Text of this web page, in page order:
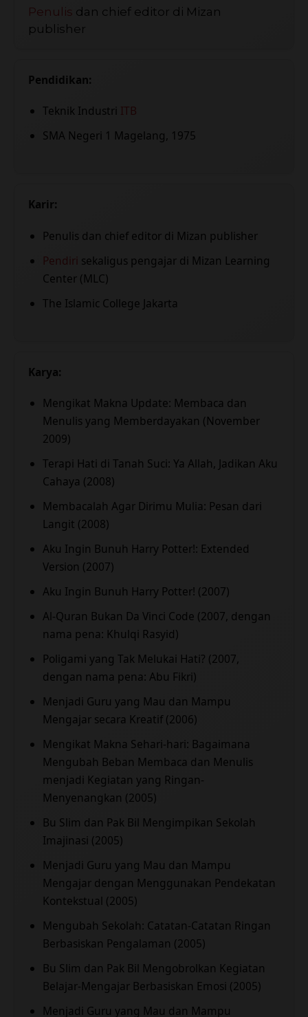
Penulis dan chief editor di Mizan
publisher
Pendidikan:
Teknik Industri ITB
SMA Negeri 1 Magelang, 1975
Karir:
Penulis dan chief editor di Mizan publisher
Pendiri sekaligus pengajar di Mizan Learning
Center (MLC)
The Islamic College Jakarta
Karya:
Mengikat Makna Update: Membaca dan
Menulis yang Memberdayakan (November
2009)
Terapi Hati di Tanah Suci: Ya Allah, Jadikan Aku
Cahaya (2008)
Membacalah Agar Dirimu Mulia: Pesan dari
Langit (2008)
Aku Ingin Bunuh Harry Potter!: Extended
Version (2007)
Aku Ingin Bunuh Harry Potter! (2007)
Al-Quran Bukan Da Vinci Code (2007, dengan
nama pena: Khulqi Rasyid)
Poligami yang Tak Melukai Hati? (2007,
dengan nama pena: Abu Fikri)
Menjadi Guru yang Mau dan Mampu
Mengajar secara Kreatif (2006)
Mengikat Makna Sehari-hari: Bagaimana
Mengubah Beban Membaca dan Menulis
menjadi Kegiatan yang Ringan-
Menyenangkan (2005)
Bu Slim dan Pak Bil Mengimpikan Sekolah
Imajinasi (2005)
Menjadi Guru yang Mau dan Mampu
Mengajar dengan Menggunakan Pendekatan
Kontekstual (2005)
Mengubah Sekolah: Catatan-Catatan Ringan
Berbasiskan Pengalaman (2005)
Bu Slim dan Pak Bil Mengobrolkan Kegiatan
Belajar-Mengajar Berbasiskan Emosi (2005)
Menjadi Guru yang Mau dan Mampu